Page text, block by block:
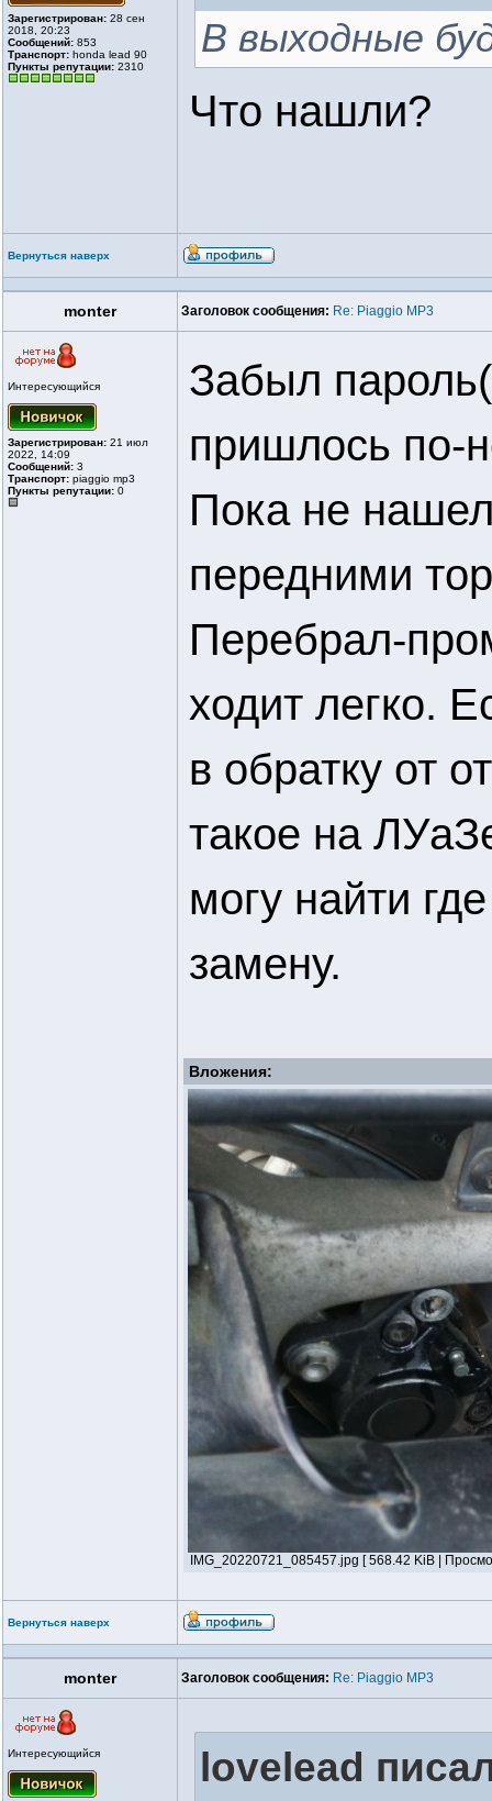
Зарегистрирован: 28 сен
2018, 20:23
Сообщений: 853
Транспорт: honda lead 90
Пункты репутации: 2310
В выходные
Что нашли?
Вернуться наверх
monter Заголовок сообщения: Re: Piaggio MP3
Интересующийся
Зарегистрирован: 21 июл
2022, 14:09
Сообщений: 3
Транспорт: piaggio mp3
Пункты репутации: 0
Забыл
пришлось по-
Пока не
передними
Перебрал-
ходит легко.
в обратку от
такое на
могу найти
замену.
Вложения:
IMG_20220721_085457.jpg [ 568.42 KiB |
Вернуться наверх
monter Заголовок сообщения: Re: Piaggio MP3
Интересующийся lovelead